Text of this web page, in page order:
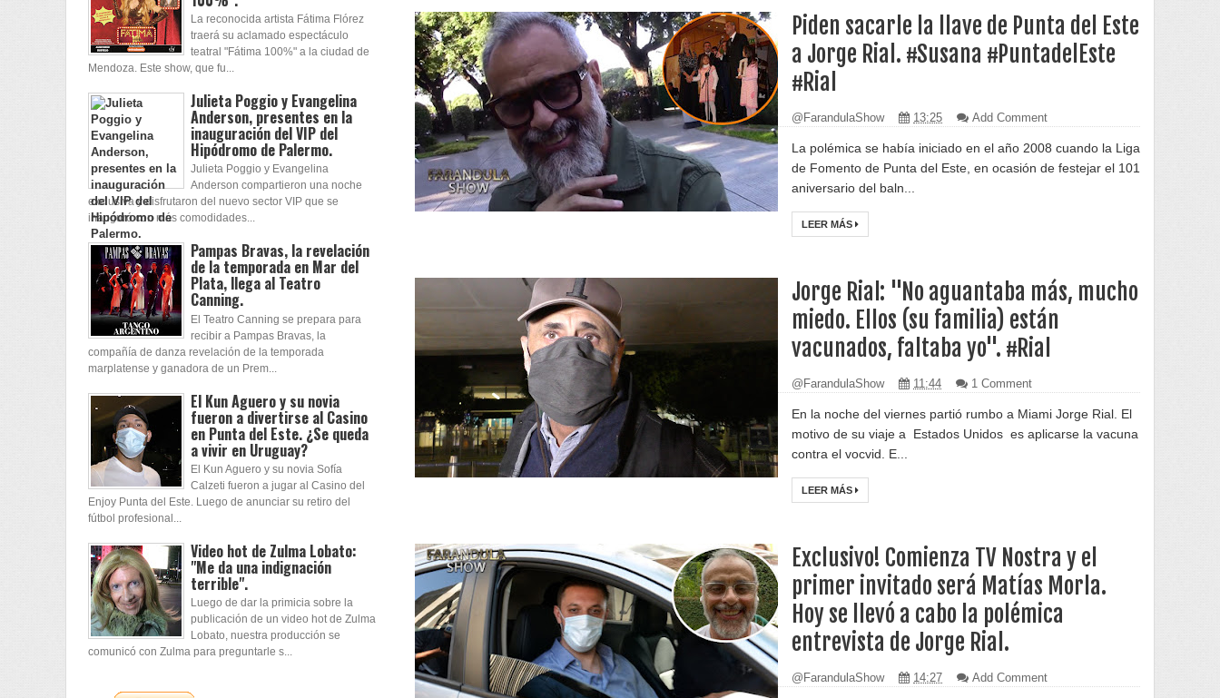
Piden sacarle la llave de Punta del Este
a Jorge Rial. #Susana #PuntadelEste
#Rial
@FarandulaShow 13:25 Add Comment
La polémica se había iniciado en el año 2008 cuando la Liga
de Fomento de Punta del Este, en ocasión de festejar el 101
aniversario del baln...
LEER MÁS
Jorge Rial: "No aguantaba más, mucho
miedo. Ellos (su familia) están
vacunados, faltaba yo". #Rial
@FarandulaShow 11:44 1 Comment
En la noche del viernes partió rumbo a Miami Jorge Rial. El
motivo de su viaje a Estados Unidos es aplicarse la vacuna
contra el vocvid. E...
LEER MÁS
Exclusivo! Comienza TV Nostra y el
primer invitado será Matías Morla.
Hoy se llevó a cabo la polémica
entrevista de Jorge Rial.
@FarandulaShow 14:27 Add Comment
La reconocida artista Fátima Flórez
traerá su aclamado espectáculo
teatral "Fátima 100%" a la ciudad de
Mendoza. Este show, que fu...
Julieta Poggio y Evangelina
Anderson, presentes en la
inauguración del VIP del
Hipódromo de Palermo.
Julieta Poggio y Evangelina
Anderson compartieron una noche
exclusiva y disfrutaron del nuevo sector VIP que se
inauguró con más comodidades...
Pampas Bravas, la revelación
de la temporada en Mar del
Plata, llega al Teatro
Canning.
El Teatro Canning se prepara para
recibir a Pampas Bravas, la
compañía de danza revelación de la temporada
marplatense y ganadora de un Prem...
El Kun Aguero y su novia
fueron a divertirse al Casino
en Punta del Este. ¿Se queda
a vivir en Uruguay?
El Kun Aguero y su novia Sofía
Calzeti fueron a jugar al Casino del
Enjoy Punta del Este. Luego de anunciar su retiro del
fútbol profesional...
Video hot de Zulma Lobato:
"Me da una indignación
terrible".
Luego de dar la primicia sobre la
publicación de un video hot de Zulma
Lobato, nuestra producción se
comunicó con Zulma para preguntarle s...